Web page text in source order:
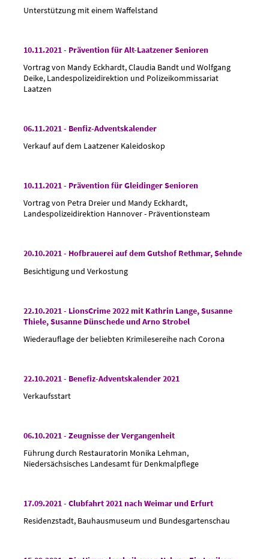
Unterstützung mit einem Waffelstand
10.11.2021 - Prävention für Alt-Laatzener Senioren
Vortrag von Mandy Eckhardt, Claudia Bandt und Wolfgang
Deike, Landespolizeidirektion und Polizeikommissariat
Laatzen
06.11.2021 - Benfiz-Adventskalender
Verkauf auf dem Laatzener Kaleidoskop
10.11.2021 - Prävention für Gleidinger Senioren
Vortrag von Petra Dreier und Mandy Eckhardt,
Landespolizeidirektion Hannover - Präventionsteam
20.10.2021 - Hofbrauerei auf dem Gutshof Rethmar, Sehnde
Besichtigung und Verkostung
22.10.2021 - LionsCrime 2022 mit Kathrin Lange, Susanne
Thiele, Susanne Dünschede und Arno Strobel
Wiederauflage der beliebten Krimilesereihe nach Corona
22.10.2021 - Benefiz-Adventskalender 2021
Verkaufsstart
06.10.2021 - Zeugnisse der Vergangenheit
Führung durch Restauratorin Monika Lehman,
Niedersächsisches Landesamt für Denkmalpflege
17.09.2021 - Clubfahrt 2021 nach Weimar und Erfurt
Residenzstadt, Bauhausmuseum und Bundesgartenschau